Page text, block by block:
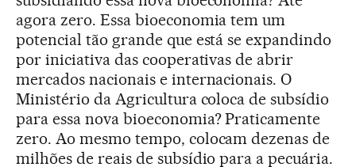
agora zero. Essa bioeconomia tem um
potencial tão grande que está se expandindo
por iniciativa das cooperativas de abrir
mercados nacionais e internacionais. O
Ministério da Agricultura coloca de subsídio
para essa nova bioeconomia? Praticamente
zero. Ao mesmo tempo, colocam dezenas de
milhões de reais de subsídio para a pecuária.